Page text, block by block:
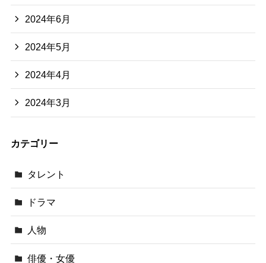
2024年6月
2024年5月
2024年4月
2024年3月
カテゴリー
タレント
ドラマ
人物
俳優・女優